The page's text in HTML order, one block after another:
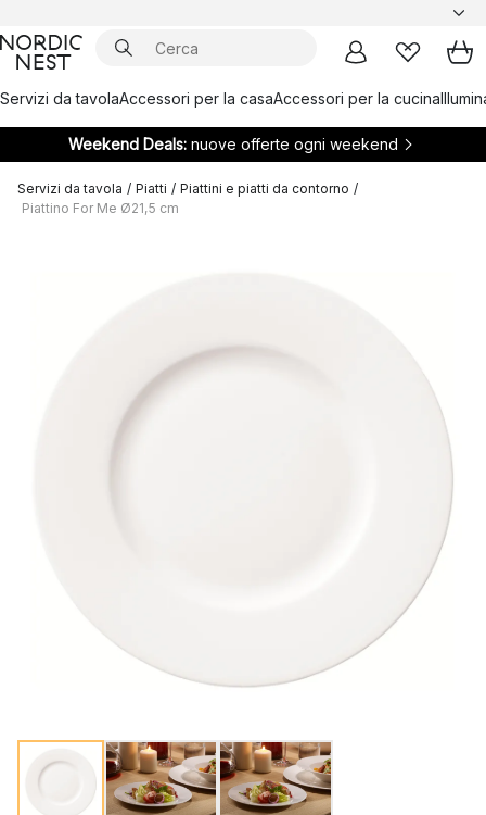
Servizi da tavolaAccessori per la casaAccessori per la cucina
Weekend Deals: nuove offerte ogni weekend
Servizi da tavola / Piatti / Piattini e piatti da contorno /
Piattino For Me Ø21,5 cm